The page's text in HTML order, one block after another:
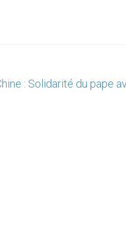
: Solidarité du pape